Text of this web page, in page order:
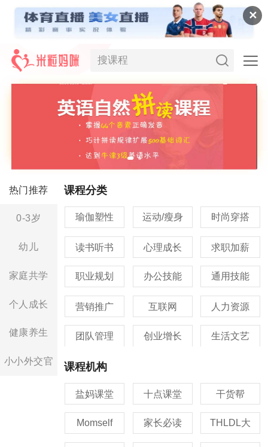
✕
热门推荐
0-3岁
幼儿
家庭共学
个人成长
健康养生
小小外交官
课程分类
瑜伽塑性 运动/瘦身 时尚穿搭
读书听书 心理成长 求职加薪
职业规划 办公技能 通用技能
营销推广 互联网 人力资源
团队管理 创业增长 生活文艺
课程机构
盐妈课堂 十点课堂 干货帮
Momself 家长必读 THLDL大